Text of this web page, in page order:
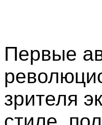
Первые
зрителя